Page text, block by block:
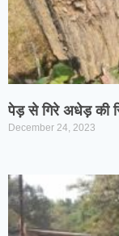
पेड़ से गिरे अधेड़ की
December 24, 2023